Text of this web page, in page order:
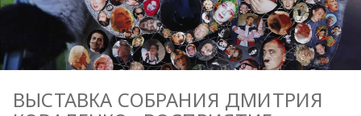
ВЫСТАВКА СОБРАНИЯ ДМИТРИЯ